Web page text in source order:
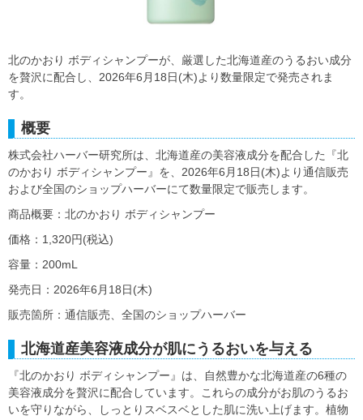
北のかおり ボディシャンプーが、厳選した北海道産のうるおい成分
を贅沢に配合し、2026年6月18日(木)より数量限定で発売されま
す。
概要
株式会社ハーバー研究所は、北海道産の美容液成分を配合した『北
のかおり ボディシャンプー』を、2026年6月18日(木)より通信販売
および全国のショップハーバーにて数量限定で販売します。
商品概要：北のかおり ボディシャンプー
価格：1,320円(税込)
容量：200mL
発売日：2026年6月18日(木)
販売箇所：通信販売、全国のショップハーバー
北海道産美容液成分が肌にうるおいを与える
『北のかおり ボディシャンプー』は、自然豊かな北海道産の6種の
美容液成分を贅沢に配合しています。これらの成分がお肌のうるお
いを守りながら、しっとりスベスベとした肌に洗い上げます。植物